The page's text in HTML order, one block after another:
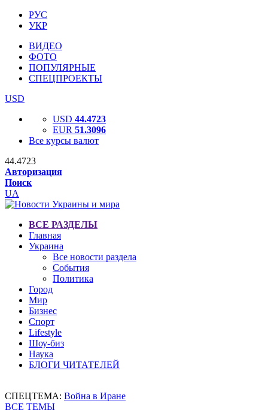
РУС
УКР
ВИДЕО
ФОТО
ПОПУЛЯРНЫЕ
СПЕЦПРОЕКТЫ
USD
USD 44.4723
EUR 51.3096
Все курсы валют
44.4723
Авторизация
Поиск
UA
ВСЕ РАЗДЕЛЫ
Главная
Украина
Все новости раздела
События
Политика
Город
Мир
Бизнес
Спорт
Lifestyle
Шоу-биз
Наука
БЛОГИ ЧИТАТЕЛЕЙ
СПЕЦТЕМА: Война в Иране
ВСЕ ТЕМЫ